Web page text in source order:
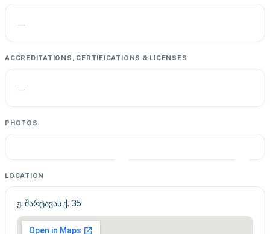
—
ACCREDITATIONS, CERTIFICATIONS & LICENSES
—
PHOTOS
LOCATION
ჟ. შარტავას ქ. 35